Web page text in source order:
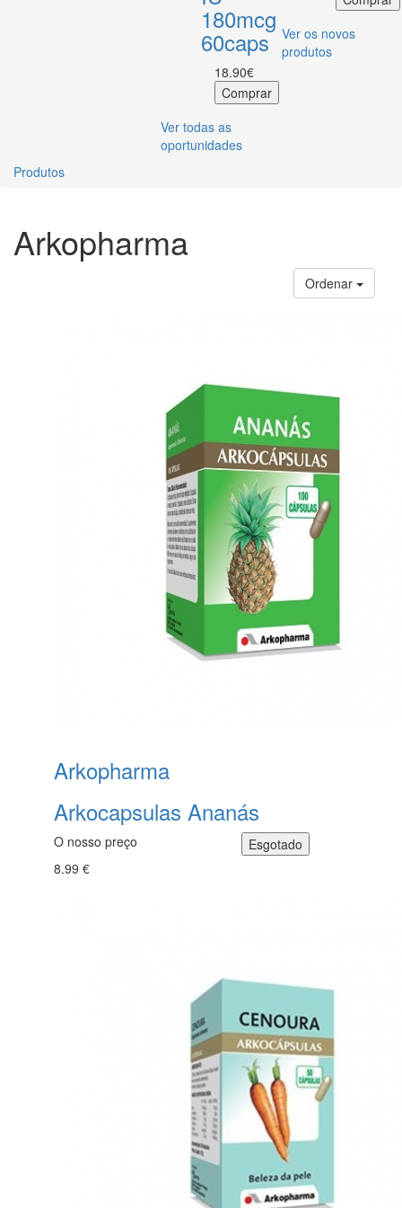
180mcg
60caps
18.90€
Ver todas as
oportunidades
Ver os novos
produtos
Produtos
Arkopharma
Ordenar
Arkopharma
Arkocapsulas Ananás
O nosso preço
8.99 €